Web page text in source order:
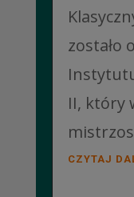
zostało
II, który
CZYTAJ